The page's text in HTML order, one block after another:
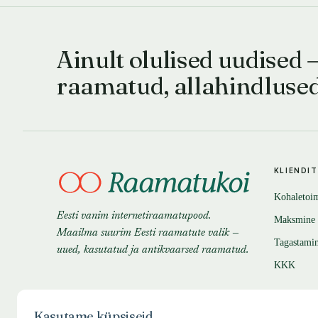
Ainult olulised uudised
raamatud,
Eesti vanim internetiraamatupood.
Maailma suurim Eesti raamatute valik —
uued, kasutatud ja antikvaarsed raamatud.
Maksmine
KKK